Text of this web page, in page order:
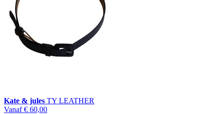
Kate & jules TY LEATHER
Vanaf € 60,00